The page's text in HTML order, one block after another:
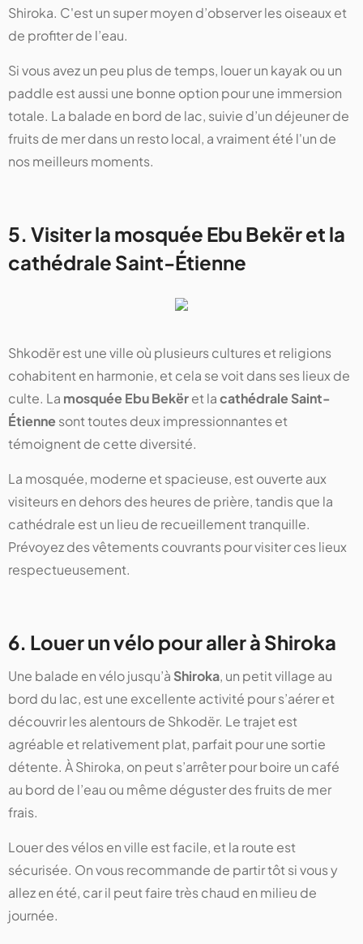
Shiroka. C'est un super moyen d’observer les oiseaux et
de profiter de l’eau.
Si vous avez un peu plus de temps, louer un kayak ou un
paddle est aussi une bonne option pour une immersion
totale. La balade en bord de lac, suivie d’un déjeuner de
fruits de mer dans un resto local, a vraiment été l'un de
nos meilleurs moments.
5. Visiter la mosquée Ebu Bekër et la
cathédrale Saint-Étienne
Shkodër est une ville où plusieurs cultures et religions
cohabitent en harmonie, et cela se voit dans ses lieux de
culte. La mosquée Ebu Bekëret lacathédrale Saint-
Étiennesont toutes deux impressionnantes et
témoignent de cette diversité.
La mosquée, moderne et spacieuse, est ouverte aux
visiteurs en dehors des heures de prière, tandis que la
cathédrale est un lieu de recueillement tranquille.
Prévoyez des vêtements couvrants pour visiter ces lieux
respectueusement.
6. Louer un vélo pour aller à Shiroka
Une balade en vélo jusqu’à Shiroka, un petit village au
bord du lac, est une excellente activité pour s’aérer et
découvrir les alentours de Shkodër. Le trajet est
agréable et relativement plat, parfait pour une sortie
détente. À Shiroka, on peut s’arrêter pour boire un café
au bord de l’eau ou même déguster des fruits de mer
frais.
Louer des vélos en ville est facile, et la route est
sécurisée. On vous recommande de partir tôt si vous y
allez en été, car il peut faire très chaud en milieu de
journée.